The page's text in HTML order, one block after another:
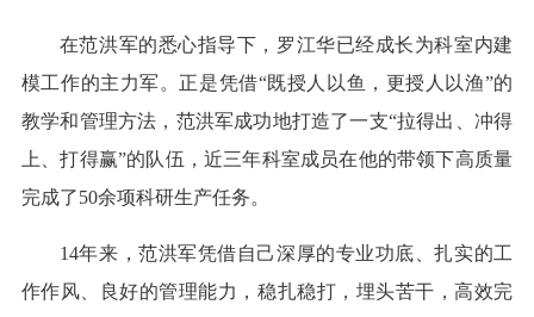
在范洪军的悉心指导下，罗江华已经成长为科室内建
模工作的主力军。正是凭借“既授人以鱼，更授人以渔”的
教学和管理方法，范洪军成功地打造了一支“拉得出、冲得
上、打得赢”的队伍，近三年科室成员在他的带领下高质量
完成了50余项科研生产任务。
14年来，范洪军凭借自己深厚的专业功底、扎实的工
作作风、良好的管理能力，稳扎稳打，埋头苦干，高效完